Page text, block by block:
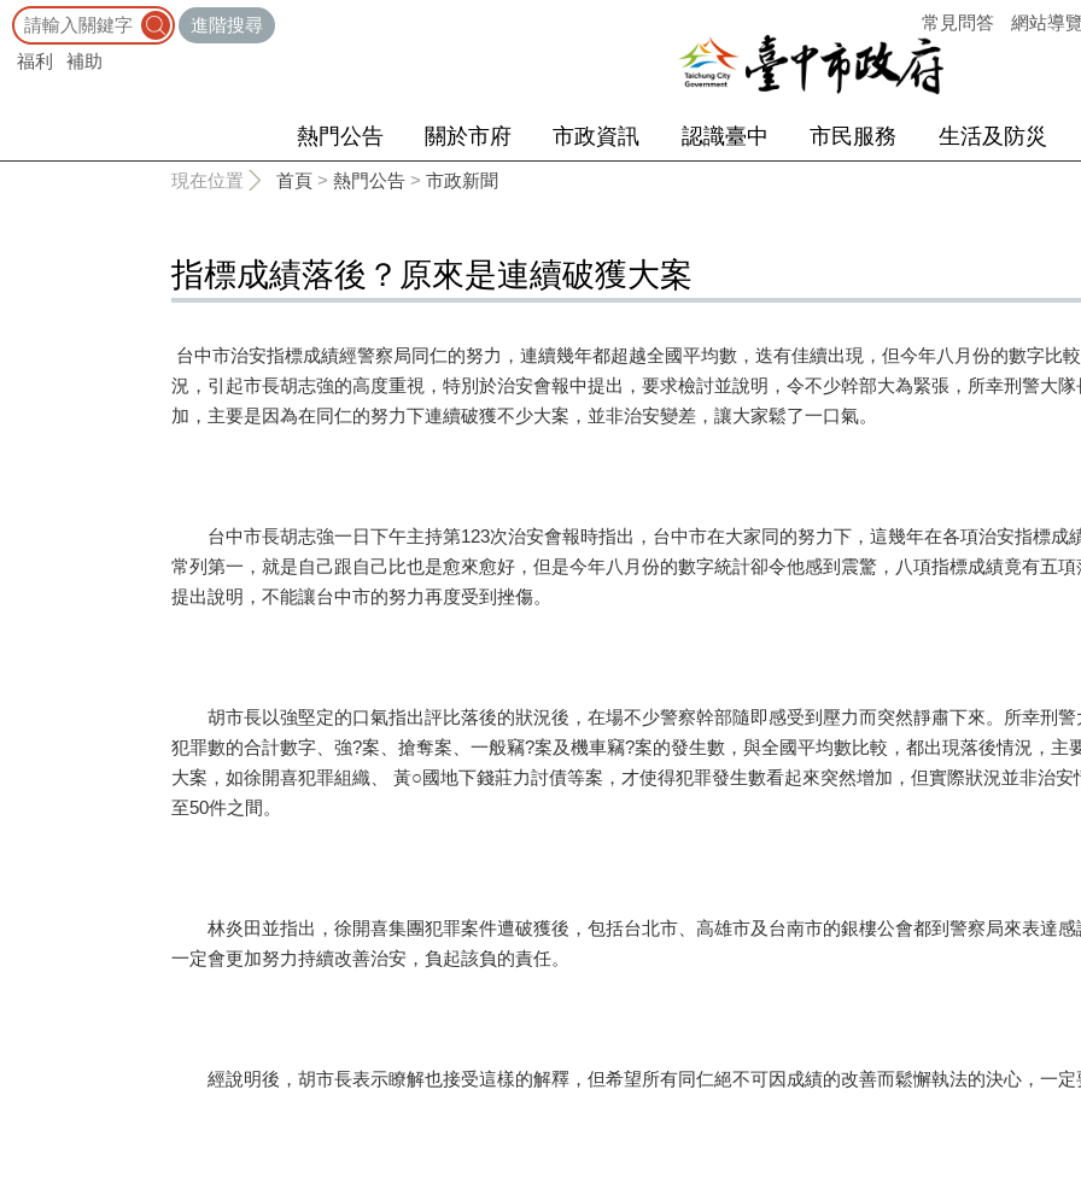
進階搜尋
福利
補助
常見問答 網站導
熱門公告 關於市府 市政資訊 認識臺中 市民服務 生活及防災
現在位置 首頁 > 熱門公告 > 市政新聞
指標成績落後？原來是連續破獲大案
台中市治安指標成績經警察局同仁的努力，連續幾年都超越全國平均數，迭有佳續出現，但今年八月份的數字比
況，引起市長胡志強的高度重視，特別於治安會報中提出，要求檢討並說明，令不少幹部大為緊張，所幸刑警大
加，主要是因為在同仁的努力下連續破獲不少大案，並非治安變差，讓大家鬆了一口氣。
台中市長胡志強一日下午主持第123次治安會報時指出，台中市在大家同的努力下，這幾年在各項治安指標成
常列第一，就是自己跟自己比也是愈來愈好，但是今年八月份的數字統計卻令他感到震驚，八項指標成績竟有五
提出說明，不能讓台中市的努力再度受到挫傷。
胡市長以強堅定的口氣指出評比落後的狀況後，在場不少警察幹部隨即感受到壓力而突然靜肅下來。所幸刑警
犯罪數的合計數字、強?案、搶奪案、一般竊?案及機車竊?案的發生數，與全國平均數比較，都出現落後情況，
大案，如徐開喜犯罪組織、 黃○國地下錢莊力討債等案，才使得犯罪發生數看起來突然增加，但實際狀況並非治
至50件之間。
林炎田並指出，徐開喜集團犯罪案件遭破獲後，包括台北市、高雄市及台南市的銀樓公會都到警察局來表達感
一定會更加努力持續改善治安，負起該負的責任。
經說明後，胡市長表示瞭解也接受這樣的解釋，但希望所有同仁絕不可因成績的改善而鬆懈執法的決心，一定